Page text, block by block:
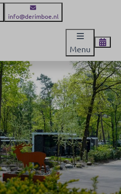
info@derimboe.nl
Menu